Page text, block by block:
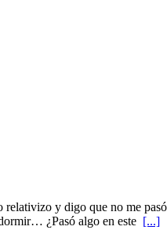
y digo que no me
¿Pasó algo en este [...]